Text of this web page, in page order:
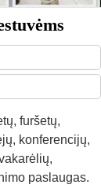
furšetų,
konferencijų,
paslaugas.